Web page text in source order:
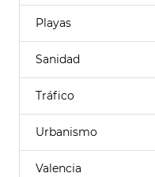
Playas
Sanidad
Tráfico
Urbanismo
Valencia